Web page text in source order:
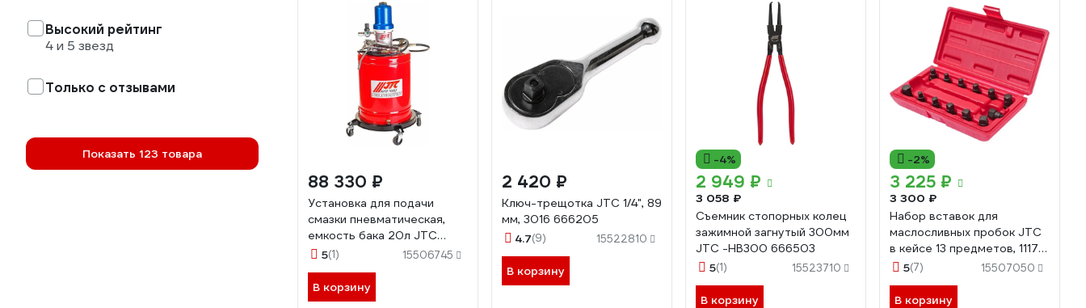
Высокий рейтинг
4 и 5 звезд
Только с отзывами
Показать 123 товара
88 330 ₽
Установка для подачи
смазки пневматическая,
емкость бака 20л JTC
-1034 666106
5(1) 15506745
В корзину
2 420 ₽
Ключ-трещотка JTC 1/4", 89
мм, 3016 666205
4.7(9) 15522810
В корзину
-4%
2 949 ₽
3 058 ₽
Съемник стопорных колец
зажимной загнутый 300мм
JTC -HB300 666503
5(1) 15523710
В корзину
-2%
3 225 ₽
3 300 ₽
Набор вставок для
маслосливных пробок JTC
в кейсе 13 предметов, 1117
668228
5(7) 15507050
В корзину